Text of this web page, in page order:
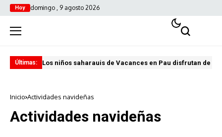
Hoy domingo , 9 agosto 2026
Últimas: Los niños saharauis de Vacances en Pau disfrutan de
Inicio Actividades navideñas
Actividades navideñas